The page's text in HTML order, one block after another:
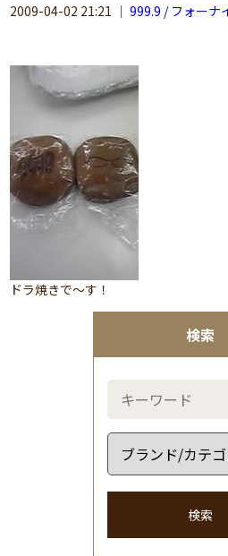
検索
検索
2009-04-02 21:21 ｜999.9 / フォーナ
ドラ焼きで～す！